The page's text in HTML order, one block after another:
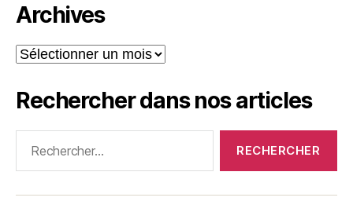
Archives
Archives
Rechercher dans nos articles